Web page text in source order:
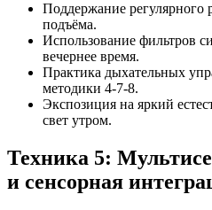
Поддержание регулярного
подъёма.
Использование фильтров
вечернее время.
Практика дыхательных
методики 4-7-8.
Экспозиция на яркий
свет утром.
Техника 5:
и сенсорная